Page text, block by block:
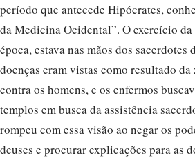
período que antecede Hipócrates,
da Medicina Ocidental”. O exercício
época, estava nas mãos dos sacerdotes
doenças eram vistas como resultado da
contra os homens, e os enfermos
templos em busca da assistência
rompeu com essa visão ao negar os
deuses e procurar explicações para as